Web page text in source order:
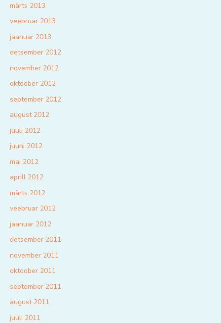
märts 2013
veebruar 2013
jaanuar 2013
detsember 2012
november 2012
oktoober 2012
september 2012
august 2012
juuli 2012
juuni 2012
mai 2012
aprill 2012
märts 2012
veebruar 2012
jaanuar 2012
detsember 2011
november 2011
oktoober 2011
september 2011
august 2011
juuli 2011